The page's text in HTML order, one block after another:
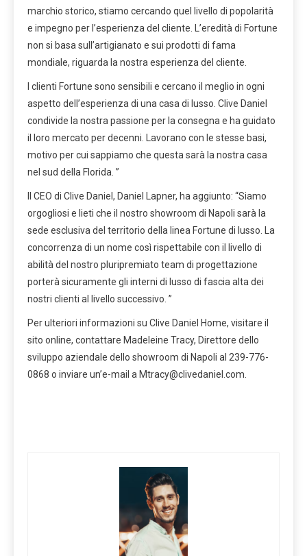
marchio storico, stiamo cercando quel livello di popolarità
e impegno per l’esperienza del cliente. L’eredità di Fortune
non si basa sull’artigianato e sui prodotti di fama
mondiale, riguarda la nostra esperienza del cliente.
I clienti Fortune sono sensibili e cercano il meglio in ogni
aspetto dell’esperienza di una casa di lusso. Clive Daniel
condivide la nostra passione per la consegna e ha guidato
il loro mercato per decenni. Lavorano con le stesse basi,
motivo per cui sappiamo che questa sarà la nostra casa
nel sud della Florida. ”
Il CEO di Clive Daniel, Daniel Lapner, ha aggiunto: “Siamo
orgogliosi e lieti che il nostro showroom di Napoli sarà la
sede esclusiva del territorio della linea Fortune di lusso. La
concorrenza di un nome così rispettabile con il livello di
abilità del nostro pluripremiato team di progettazione
porterà sicuramente gli interni di lusso di fascia alta dei
nostri clienti al livello successivo. ”
Per ulteriori informazioni su Clive Daniel Home, visitare il
sito online, contattare Madeleine Tracy, Direttore dello
sviluppo aziendale dello showroom di Napoli al 239-776-
0868 o inviare un’e-mail a Mtracy@clivedaniel.com